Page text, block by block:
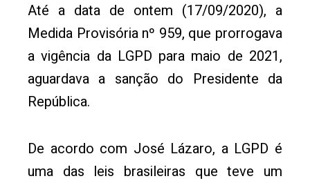
Até a data de ontem (17/09/2020), a
Medida Provisória nº 959, que prorrogava
a vigência da LGPD para maio de 2021,
aguardava a sanção do Presidente da
República.
De acordo com José Lázaro, a LGPD é
uma das leis brasileiras que teve um